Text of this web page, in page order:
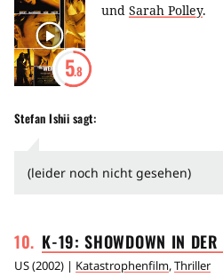
5.8
und Sarah Polley.
Stefan Ishii sagt:
(leider noch nicht gesehen)
10. K-19: SHOWDOWN IN DER
US(2002) | Katastrophenfilm,Thriller